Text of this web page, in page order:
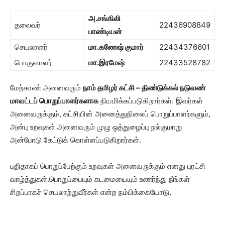
தலைவர்
அ.சங்கிலி
பாண்டியன்
22436908849
செயலாளர் மா.கணேஷ் குமார்
22434376601
பொருளாளர்
மா.இரமேஷ் 22433528782
மேற்காண் அனைவரும் நாம் தமிழர் கட்சி – திண்டுக்கல் நடுவண்
மாவட்டப் பொறுப்பாளர்களாகநியமிக்கப்படுகிறார்கள். இவர்கள்
அனைவருக்கும், கட்சியின் அனைத்துநிலைப் பொறுப்பாளர்களும்,
அன்பு உறவுகள் அனைவரும் முழு ஒத்துழைப்பு நல்குமாறு
அன்போடு கேட்டுக் கொள்ளப்படுகிறார்கள்.
புதிதாகப் பொறுப்பேற்கும் உறவுகள் அனைவருக்கும் எனது புரட்சி
வாழ்த்துகள்.பொறுப்பையும் கடமையையும் உணர்ந்து நீங்கள்
சிறப்பாகச் செயலாற்றுவீர்கள் என்ற நம்பிக்கையோடு,